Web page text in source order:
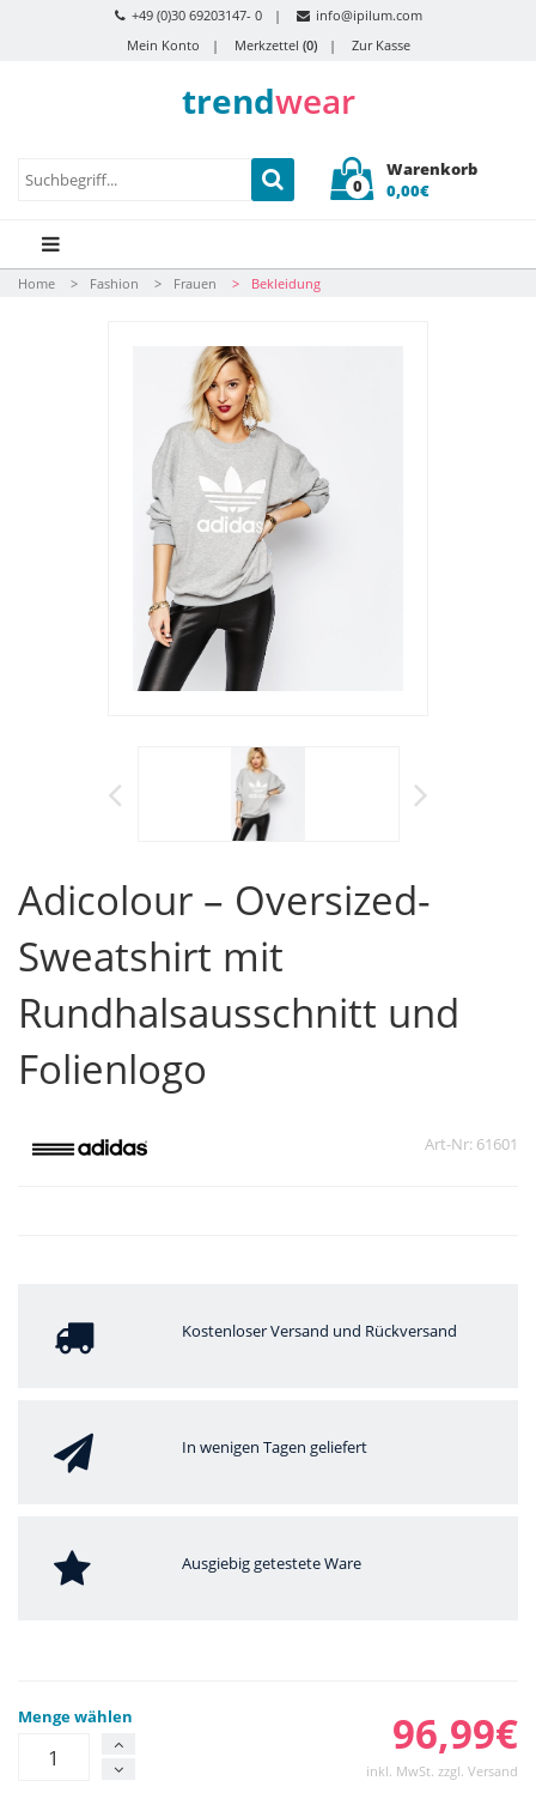
+49 (0)30 69203147- 0
info@ipilum.com
Mein Konto
Merkzettel (0) Zur Kasse
trendwear
0
Warenkorb
0,00€
Home Fashion Frauen Bekleidung
Adicolour – Oversized-
Sweatshirt mit
Rundhalsausschnitt und
Folienlogo
Art-Nr: 61601
Kostenloser Versand und Rückversand
In wenigen Tagen geliefert
Ausgiebig getestete Ware
Menge wählen 96,99€
inkl. MwSt. zzgl. Versand